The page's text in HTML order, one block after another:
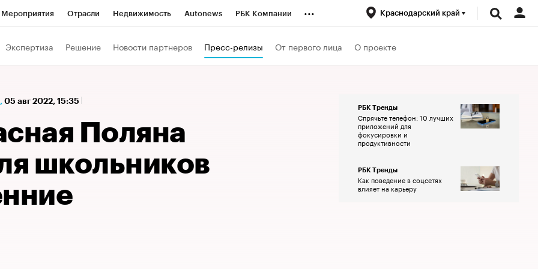
Мероприятия Отрасли Недвижимость Autonews РБК Компании
Экономика
... Краснодарский край
Экспертиза Решение Новости партнеров Пресс-релизы От первого лица О проекте
, 05 авг 2022, 15:35
Поляна
школьников
РБК Тренды
Спрячьте телефон: 10 лучших
приложений для
фокусировки и
продуктивности
РБК Тренды
Как поведение в соцсетях
влияет на карьеру